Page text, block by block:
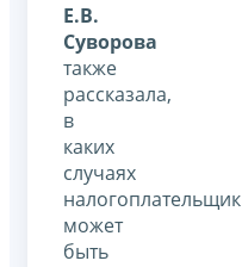
Е.В.
Суворова
также
рассказала,
в
каких
случаях
налогоплательщик
может
быть